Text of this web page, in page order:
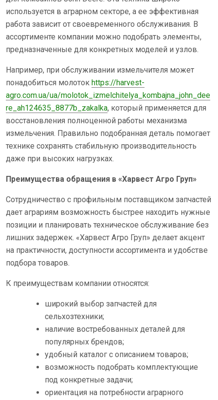
используется в аграрном секторе, а ее эффективная
работа зависит от своевременного обслуживания. В
ассортименте компании можно подобрать элементы,
предназначенные для конкретных моделей и узлов.
Например, при обслуживании измельчителя может
понадобиться молоток https://harvest-
agro.com.ua/ua/molotok_izmelchitelya_kombajna_john_dee
re_ah124635_8877b_zakalka, который применяется для
восстановления полноценной работы механизма
измельчения. Правильно подобранная деталь помогает
технике сохранять стабильную производительность
даже при высоких нагрузках.
Преимущества обращения в «Харвест Агро Груп»
Сотрудничество с профильным поставщиком запчастей
дает аграриям возможность быстрее находить нужные
позиции и планировать техническое обслуживание без
лишних задержек. «Харвест Агро Груп» делает акцент
на практичности, доступности ассортимента и удобстве
подбора товаров.
К преимуществам компании относятся:
широкий выбор запчастей для
сельхозтехники;
наличие востребованных деталей для
популярных брендов;
удобный каталог с описанием товаров;
возможность подобрать комплектующие
под конкретные задачи;
ориентация на потребности аграрного